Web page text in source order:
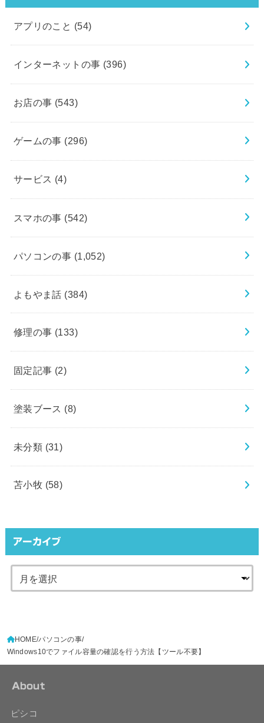
アプリのこと (54)
インターネットの事 (396)
お店の事 (543)
ゲームの事 (296)
サービス (4)
スマホの事 (542)
パソコンの事 (1,052)
よもやま話 (384)
修理の事 (133)
固定記事 (2)
塗装ブース (8)
未分類 (31)
苫小牧 (58)
アーカイブ
HOME パソコンの事
Windows10でファイル容量の確認を行う方法【ツール不要】
About
ピシコ